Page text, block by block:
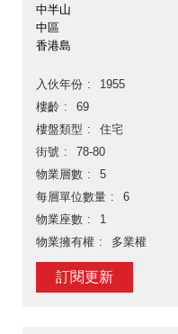
中半山
中區
香港島
入伙年份
1955
樓齡
69
樓盤類型
住宅
街號
78-80
物業層數
5
每層單位數量
6
物業座數
1
物業擁有權
多業權
訂閱更新